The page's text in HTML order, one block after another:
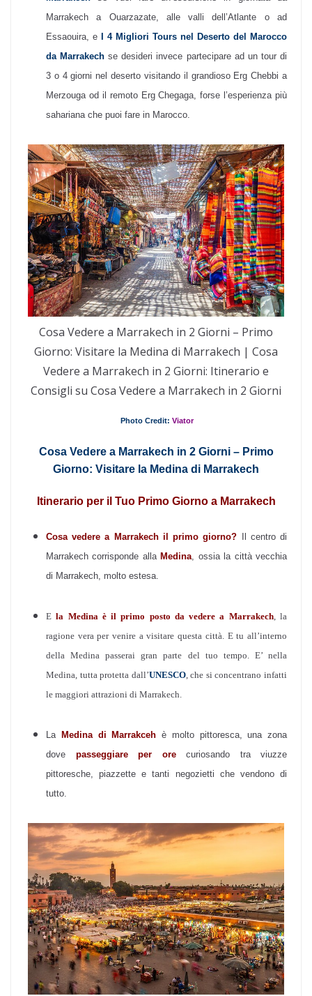
Marrakech a Ouarzazate, alle valli dell’Atlante o ad
Essaouira, e
I 4 Migliori Tours nel Deserto del Marocco
da Marrakech se desideri invece partecipare ad un tour di
3 o 4 giorni nel deserto visitando il grandioso Erg Chebbi a
Merzouga od il remoto Erg Chegaga, forse l’esperienza più
sahariana che puoi fare in Marocco.
Cosa Vedere a Marrakech in 2 Giorni – Primo
Giorno: Visitare la Medina di Marrakech | Cosa
Vedere a Marrakech in 2 Giorni: Itinerario e
Consigli su Cosa Vedere a Marrakech in 2 Giorni
Photo Credit: Viator
Cosa Vedere a Marrakech in 2 Giorni – Primo
Giorno: Visitare la Medina di Marrakech
Itinerario per il Tuo Primo Giorno a Marrakech
Cosa vedere a Marrakech il primo giorno?
Il centro di
Marrakech corrisponde alla Medina, ossia la città vecchia
di Marrakech, molto estesa.
Ela Medina è il primo posto da vedere a Marrakech, la
ragione vera per venire a visitare questa città. E tu all’interno
della Medina passerai gran parte del tuo tempo. E’ nella
Medina, tutta protetta dall’UNESCO, che si concentrano infatti
le maggiori attrazioni di Marrakech.
La Medina di Marrakceh è molto pittoresca, una zona
dove passeggiare per orecuriosando tra viuzze
pittoresche, piazzette e tanti negozietti che vendono di
tutto.